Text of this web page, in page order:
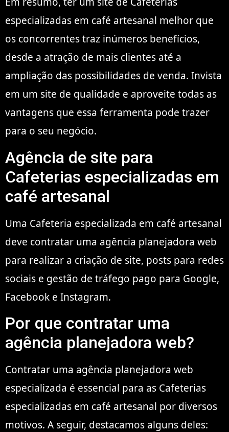
especializadas em café artesanal melhor que
os concorrentes traz inúmeros benefícios,
desde a atração de mais clientes até a
ampliação das possibilidades de venda. Invista
em um site de qualidade e aproveite todas as
vantagens que essa ferramenta pode trazer
para o seu negócio.
Agência de site para
Cafeterias especializadas em
café artesanal
Uma Cafeteria especializada em café artesanal
deve contratar uma agência planejadora web
para realizar a criação de site, posts para redes
sociais e gestão de tráfego pago para Google,
Facebook e Instagram.
Por que contratar uma
agência planejadora web?
Contratar uma agência planejadora web
especializada é essencial para as Cafeterias
especializadas em café artesanal por diversos
motivos. A seguir, destacamos alguns deles: